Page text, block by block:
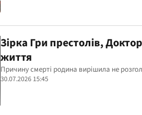
Зірка Гри престолів,
життя
Причину смерті родина вирішила не
30.07.2026 15:45